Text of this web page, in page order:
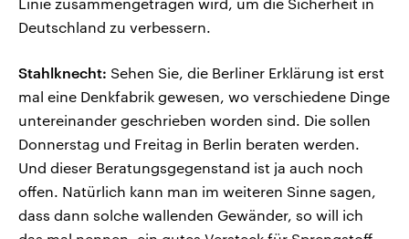
Linie zusammengetragen wird, um die Sicherheit in
Deutschland zu verbessern.
Stahlknecht: Sehen Sie, die Berliner Erklärung ist erst
mal eine Denkfabrik gewesen, wo verschiedene Dinge
untereinander geschrieben worden sind. Die sollen
Donnerstag und Freitag in Berlin beraten werden.
Und dieser Beratungsgegenstand ist ja auch noch
offen. Natürlich kann man im weiteren Sinne sagen,
dass dann solche wallenden Gewänder, so will ich